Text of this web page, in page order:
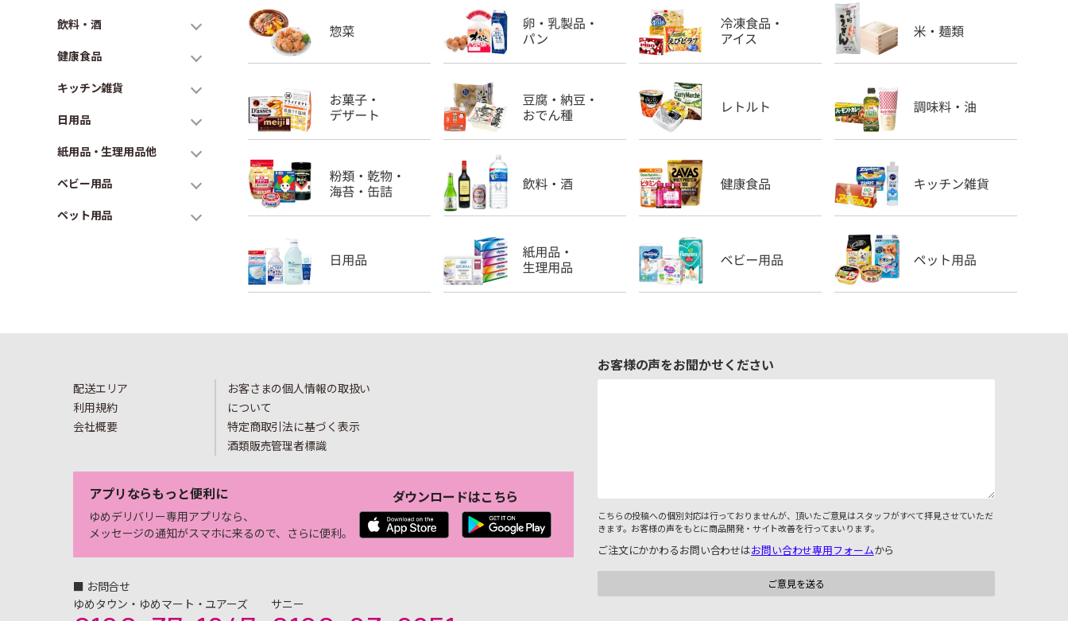
飲料・酒
健康食品
キッチン雑貨
日用品
紙用品・生理用品他
ベビー用品
ペット用品
配送エリア
利用規約
会社概要
お客さまの個人情報の取扱い
について
特定商取引法に基づく表示
酒類販売管理者標識
アプリならもっと便利に
ゆめデリバリー専用アプリなら、
メッセージの通知がスマホに来るので、さらに便利。
ダウンロードはこちら
■ お問合せ
ゆめタウン・ゆめマート・ユアーズ
サニー
お客様の声をお聞かせください
こちらの投稿への個別対応は行っておりませんが、頂いたご意見はスタッフがすべて拝見させていただ
きます。お客様の声をもとに商品開発・サイト改善を行ってまいります。
ご注文にかかわるお問い合わせはお問い合わせ専用フォームから